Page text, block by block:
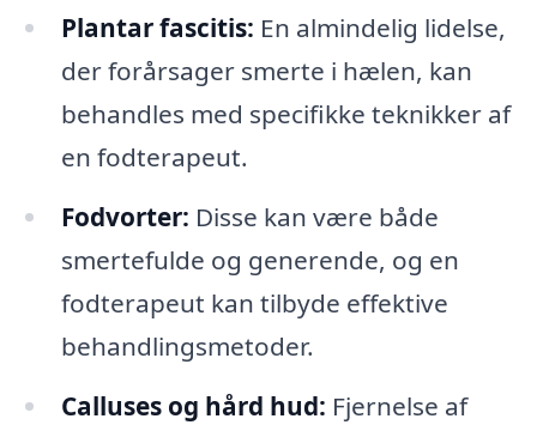
Plantar fascitis: En almindelig lidelse,
der forårsager smerte i hælen, kan
behandles med specifikke teknikker af
en fodterapeut.
Fodvorter: Disse kan være både
smertefulde og generende, og en
fodterapeut kan tilbyde effektive
behandlingsmetoder.
Calluses og hård hud: Fjernelse af